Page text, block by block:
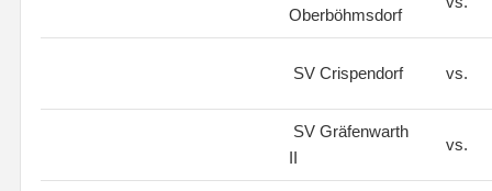
Oberböhmsdorf
SV Crispendorf vs.
SV Gräfenwarth
II
vs.